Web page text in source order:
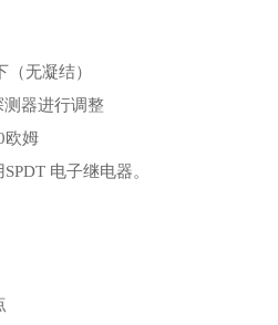
（无凝结）
器进行调整
欧姆
SPDT 电子继电器。